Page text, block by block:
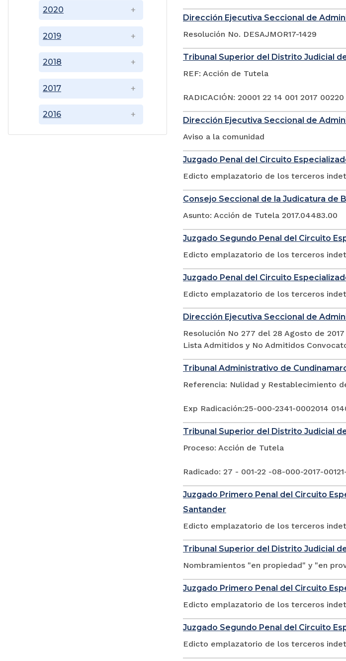
2016
2017
2018
2019
2020
Dirección Ejecutiva Seccional de
Resolución No. DESAJMOR17-1429
Tribunal Superior del Distrito Judicial
REF: Acción de Tutela
RADICACIÓN: 20001 22 14 001 2017
Dirección Ejecutiva Seccional de
Aviso a la comunidad
Juzgado Penal del Circuito
Edicto emplazatorio de los terceros
Consejo Seccional de la Judicatura de
Asunto: Acción de Tutela 2017.04483.00
Juzgado Segundo Penal del Circuito
Edicto emplazatorio de los terceros
Juzgado Penal del Circuito
Edicto emplazatorio de los terceros
Dirección Ejecutiva Seccional de
Resolución No 277 del 28 Agosto de 2017
Lista Admitidos y No Admitidos
Tribunal Administrativo de
Referencia: Nulidad y Restablecimiento
Exp Radicación:25-000-2341-0002014
Tribunal Superior del Distrito Judicial
Proceso: Acción de Tutela
Radicado: 27 - 001-22 -08-000-2017-
Juzgado Primero Penal del Circuito
Santander
Edicto emplazatorio de los terceros
Tribunal Superior del Distrito Judicial
Nombramientos "en propiedad" y "en
Juzgado Primero Penal del Circuito
Edicto emplazatorio de los terceros
Juzgado Segundo Penal del Circuito
Edicto emplazatorio de los terceros